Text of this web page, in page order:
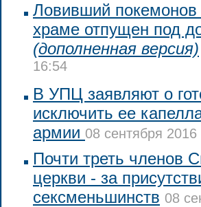
Ловивший покемонов
храме отпущен под
(дополненная версия)
16:54
В УПЦ заявляют о
исключить ее
армии 08 сентября
Почти треть членов
церкви - за
сексменьшинств 08